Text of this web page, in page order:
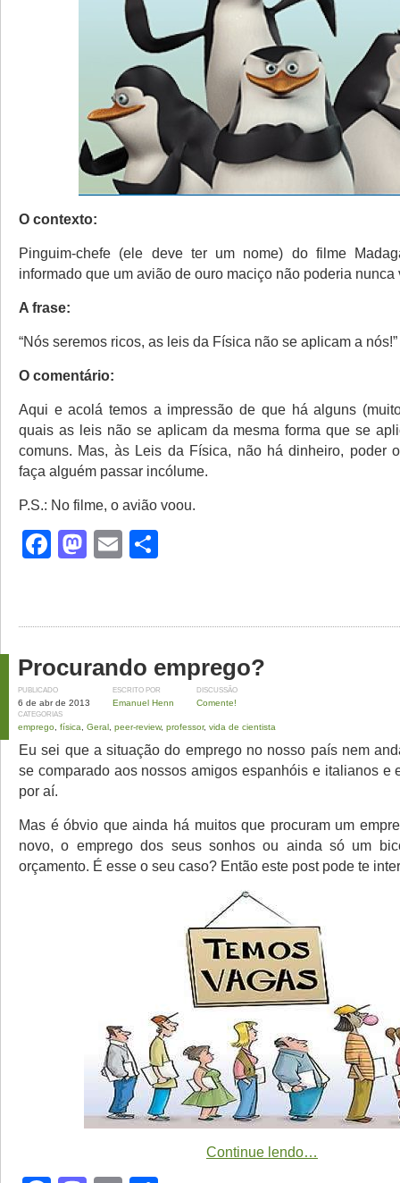
O contexto:
Pinguim-chefe (ele deve ter um nome) do filme
informado que um avião de ouro maciço não poderia nunca
A frase:
“Nós seremos ricos, as leis da Física não se aplicam a nós!”
O comentário:
Aqui e acolá temos a impressão de que há alguns
quais as leis não se aplicam da mesma forma que se
comuns. Mas, às Leis da Física, não há dinheiro, poder
faça alguém passar incólume.
P.S.: No filme, o avião voou.
Facebook
Mastodon
Email
Procurando emprego?
PUBLICADO
6 de abr de 2013
ESCRITO POR
Emanuel Henn
DISCUSSÃO
Comente!
CATEGORIAS
emprego física Geral peer-review, professor, vida de cientista
Eu sei que a situação do emprego no nosso país nem
se comparado aos nossos amigos espanhóis e italianos e
por aí.
Mas é óbvio que ainda há muitos que procuram um
novo, o emprego dos seus sonhos ou ainda só um
orçamento. É esse o seu caso? Então este post pode te
Continue lendo…